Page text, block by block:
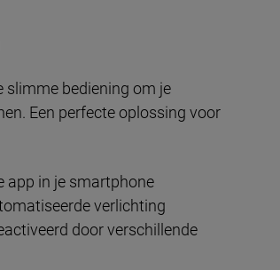
bediening om je
Een perfecte oplossing voor
app in je smartphone
verlichting
door verschillende